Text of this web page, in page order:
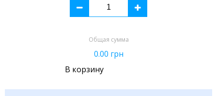
Общая сумма
0.00 грн
В корзину